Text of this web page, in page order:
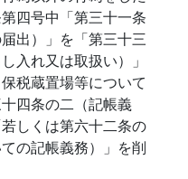
四号中「第三十一条
出）」を「第三十三
入れ又は取扱い）」
税蔵置場等について
四条の二（記帳義
しくは第六十二条の
の記帳義務）」を削